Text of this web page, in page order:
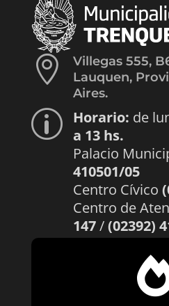

Villegas 555,
Lauquen,
Aires.
p Horario: de
a 13 hs.
Palacio
410501/05
Centro Cívico
Centro de
147/(02392)